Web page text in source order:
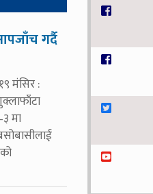
गर्दै
मंसिर :
मा